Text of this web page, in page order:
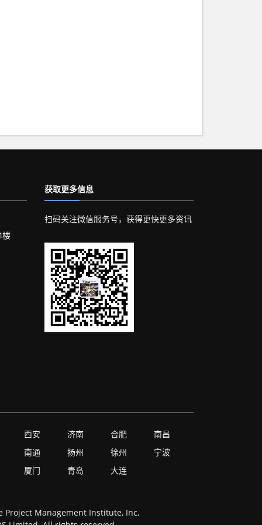
楼
获取更多信息
扫码关注微信服务号，获得更快更多资讯
西安 济南 合肥
南昌
南通
扬州 徐州
宁波
厦门
青岛 大连
Project Management Institute, Inc,